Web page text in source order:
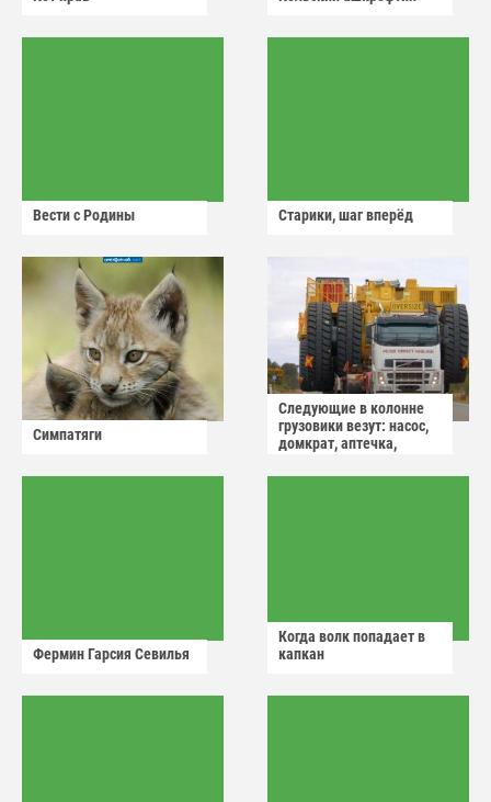
Вести с Родины Старики, шаг вперёд
Симпатяги
Следующие в колонне
грузовики везут: насос,
домкрат, аптечка,
Фермин Гарсия Севилья
Когда волк попадает в
капкан